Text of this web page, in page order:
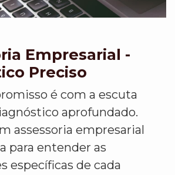
Empresarial -
Preciso
é com a escuta
aprofundado.
assessoria empresarial
para entender as
específicas de cada